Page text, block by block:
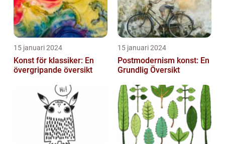
15 januari 2024
Konst för klassiker: En
övergripande översikt
15 januari 2024
Postmodernism konst: En
Grundlig Översikt